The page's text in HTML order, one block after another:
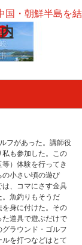
国・朝鮮半島を結
フがあった。講師役
私も参加した。この
）体験を行ってき
小さい頃の遊び
、コマにさす金具
魚釣りもそうだ
身に付けた。その
道具で遊ぶだけで
ラウンド・ゴルフ
を打つなどはとて